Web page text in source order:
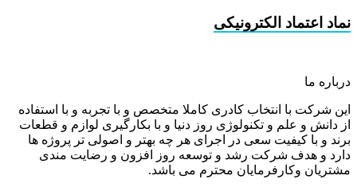
نماد اعتماد الکترونیکی
درباره ما
این شرکت با انتخاب کادری کاملا متخصص و با تجربه و با استفاده
از دانش و علم و تکنولوژی روز دنیا و با بکارگیری لوازم و قطعات
برند و با کیفیت سعی در اجرای هر چه بهتر و اصولی تر پروژه ها
دارد و هدف شرکت رشد و توسعه روز افزون و رضایت مندی
مشتریان وکارفرمایان محترم می باشد.